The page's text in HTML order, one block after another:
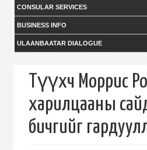
CONSULAR SERVICES
BUSINESS INFO
ULAANBAATAR DIALOGUE
Түүхч Моррис
харилцааны
бичгийг